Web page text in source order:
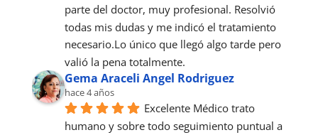
parte del doctor, muy profesional. Resolvió
todas mis dudas y me indicó el tratamiento
necesario.Lo único que llegó algo tarde pero
valió la pena totalmente.
Gema Araceli Angel Rodriguez
hace 4 años
Excelente Médico trato
humano y sobre todo seguimiento puntual a